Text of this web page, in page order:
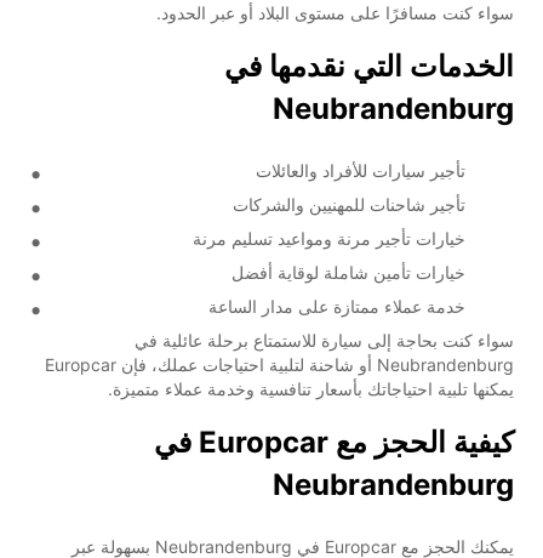
سواء كنت مسافرًا على مستوى البلاد أو عبر الحدود.
الخدمات التي نقدمها في
Neubrandenburg
تأجير سيارات للأفراد والعائلات
تأجير شاحنات للمهنيين والشركات
خيارات تأجير مرنة ومواعيد تسليم مرنة
خيارات تأمين شاملة لوقاية أفضل
خدمة عملاء ممتازة على مدار الساعة
سواء كنت بحاجة إلى سيارة للاستمتاع برحلة عائلية في
Neubrandenburg أو شاحنة لتلبية احتياجات عملك، فإن Europcar
يمكنها تلبية احتياجاتك بأسعار تنافسية وخدمة عملاء متميزة.
كيفية الحجز مع Europcar في
Neubrandenburg
يمكنك الحجز مع Europcar في Neubrandenburg بسهولة عبر